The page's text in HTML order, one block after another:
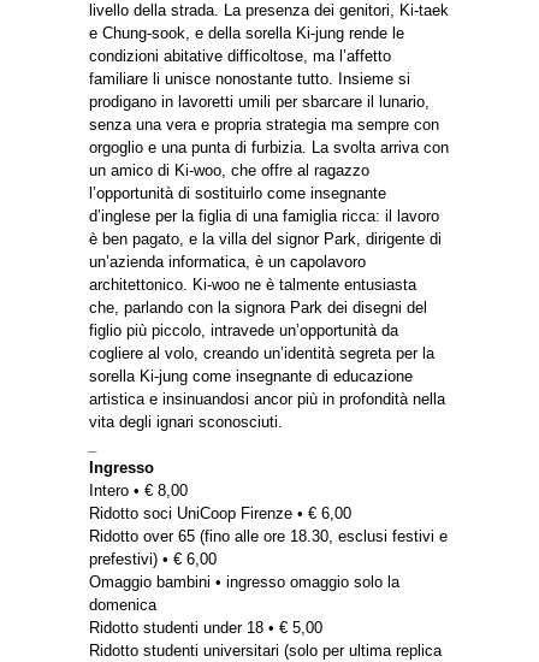
livello della strada. La presenza dei genitori, Ki-taek
e Chung-sook, e della sorella Ki-jung rende le
condizioni abitative difficoltose, ma l’affetto
familiare li unisce nonostante tutto. Insieme si
prodigano in lavoretti umili per sbarcare il lunario,
senza una vera e propria strategia ma sempre con
orgoglio e una punta di furbizia. La svolta arriva con
un amico di Ki-woo, che offre al ragazzo
l’opportunità di sostituirlo come insegnante
d’inglese per la figlia di una famiglia ricca: il lavoro
è ben pagato, e la villa del signor Park, dirigente di
un’azienda informatica, è un capolavoro
architettonico. Ki-woo ne è talmente entusiasta
che, parlando con la signora Park dei disegni del
figlio più piccolo, intravede un’opportunità da
cogliere al volo, creando un’identità segreta per la
sorella Ki-jung come insegnante di educazione
artistica e insinuandosi ancor più in profondità nella
vita degli ignari sconosciuti.
Ingresso
Intero • € 8,00
Ridotto soci UniCoop Firenze • € 6,00
Ridotto over 65 (fino alle ore 18.30, esclusi festivi e
prefestivi) • € 6,00
Omaggio bambini • ingresso omaggio solo la
domenica
Ridotto studenti under 18 • € 5,00
Ridotto studenti universitari (solo per ultima replica